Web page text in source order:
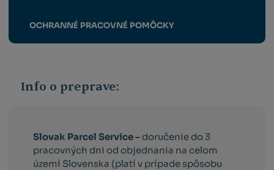
OCHRANNÉ PRACOVNÉ POMÔCKY
Info o preprave:
Slovak Parcel Service – doručenie do 3
pracovných dni od objednania na celom
území Slovenska (platí v prípade spôsobu